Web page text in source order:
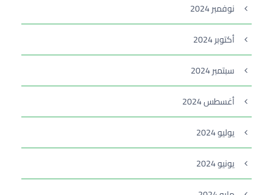
نوفمبر 2024
أكتوبر 2024
سبتمبر 2024
أغسطس 2024
يوليو 2024
يونيو 2024